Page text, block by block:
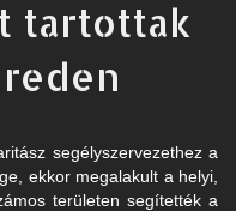
tartottak
segélyszervezethez a
ekkor megalakult a helyi,
területen segítették a